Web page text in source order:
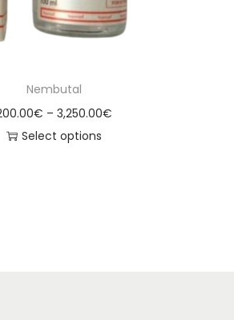
Nembutal
€ – 3,250.00€
Select options